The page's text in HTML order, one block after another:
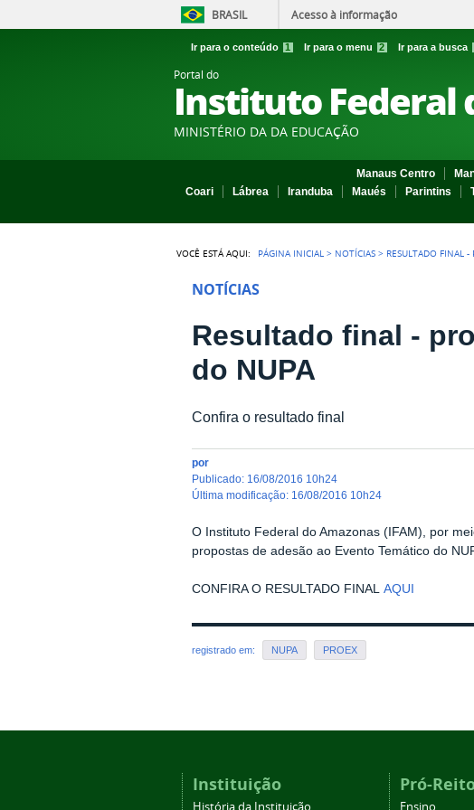
BRASIL Acesso à informação
Ir para o conteúdo 1 Ir para o menu 2 Ir para a busca
Portal do
Instituto Federal
MINISTÉRIO DA DA EDUCAÇÃO
Manaus Centro
Coari
Lábrea Iranduba Maués Parintins
VOCÊ ESTÁ AQUI: PÁGINA INICIAL > NOTÍCIAS > RESULTADO FINAL
NOTÍCIAS
Resultado final -
do NUPA
Confira o resultado final
por
publicado: 16/08/2016 10h24
última modificação: 16/08/2016 10h24
O Instituto Federal do Amazonas (IFAM), por
propostas de adesão ao Evento Temático do
CONFIRA O RESULTADO FINAL AQUI
registrado em: NUPA PROEX
Instituição Pró-